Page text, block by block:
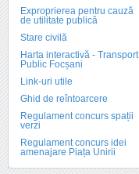
Exproprierea pentru cauză
de utilitate publică
Stare civilă
Harta interactivă - Transport
Public Focșani
Link-uri utile
Ghid de reîntoarcere
Regulament concurs spații
verzi
Regulament concurs idei
amenajare Piața Unirii